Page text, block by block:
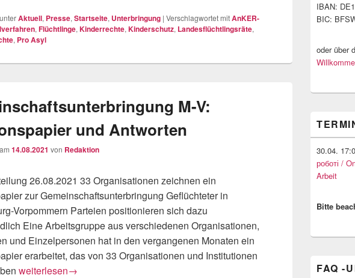
Aktuell, Presse, Startseite, Unterbringung | Verschlagwortet mitAnKER-
, Flüchtlinge, Kinderrechte, Kinderschutz, Landesflüchtlingsräte,
, Pro Asyl
M-V:
und Antworten
14.08.2021 von Redaktion
26.08.2021 33 Organisationen zeichnen ein
zur Gemeinschaftsunterbringung Geflüchteter in
Vorpommern Parteien positionieren sich dazu
Eine Arbeitsgruppe aus verschiedenen Organisationen,
und Einzelpersonen hat in den vergangenen Monaten ein
erarbeitet, das von 33 Organisationen und Institutionen
Gemeinschaftsunterbringung M-V: Positionspapier und Antworten
weiterlesen→
IBAN:
BIC:
oder über
30.04.
роботі /
Arbeit
Bitte
FAQ -